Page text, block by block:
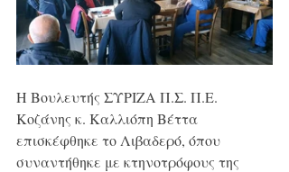
Η Βουλευτής ΣΥΡΙΖΑ Π.Σ. Π.Ε.
Κοζάνης κ. Καλλιόπη Βέττα
επισκέφθηκε το Λιβαδερό, όπου
συναντήθηκε με κτηνοτρόφους της